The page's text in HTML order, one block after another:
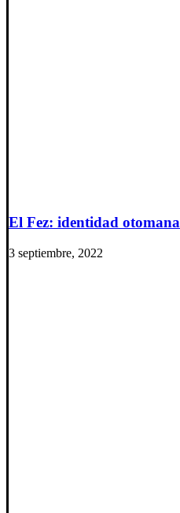
El Fez: identidad otomana
3 septiembre, 2022